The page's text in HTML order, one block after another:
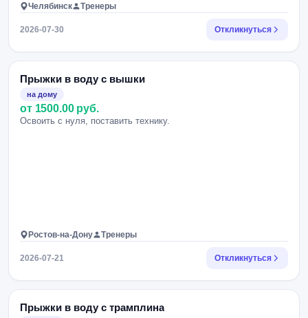
Челябинск Тренеры
2026-07-30 Откликнуться
Прыжки в воду с вышки
на дому
от 1500.00 руб.
Освоить с нуля, поставить технику.
Ростов-на-Дону Тренеры
2026-07-21 Откликнуться
Прыжки в воду с трамплина